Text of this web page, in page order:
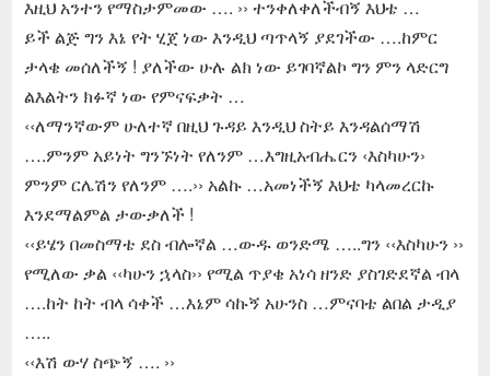
እዚህ አንተን የማስታምመው …. ›› ተንቀለቀለችብኝ እህቴ …
ይች ልጅ ግን እኔ የት ሂጀ ነው እንዲህ ጣጥላኝ ያደገችው ….ከምር
ታላቄ መሰለችኝ ! ያለችው ሁሉ ልክ ነው ይገባኛልኮ ግን ምን ላድርግ
ልእልትን ክፉኛ ነው የምናፍቃት …
‹‹ለማንኛውም ሁለተኛ በዚህ ጉዳይ እንዲህ ስትይ እንዳልሰማሽ
….ምንም አይነት ግንኙነት የለንም …እግዚአብሔርን ‹እስካሁን›
ምንም ርሌሽን የለንም ….›› አልኩ …አመነችኝ እህቴ ካላመረርኩ
እንደማልምል ታውቃለች !
‹‹ይሄን በመስማቴ ደስ ብሎኛል …ውዱ ወንድሜ …..ግን ‹‹እስካሁን ››
የሚለው ቃል ‹‹ካሁን ኋላስ›› የሚል ጥያቄ አነሳ ዘንድ ያስገድደኛል ብላ
….ከት ከት ብላ ሳቀች …እኔም ሳኩኝ አሁንስ …ምናባቴ ልበል ታዲያ
…..
‹‹እሽ ውሃ ስጭኝ …. ››